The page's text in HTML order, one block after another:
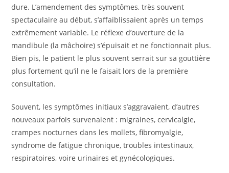
dure. L’amendement des symptômes, très souvent
spectaculaire au début, s’affaiblissaient après un temps
extrêmement variable. Le réflexe d’ouverture de la
mandibule (la mâchoire) s’épuisait et ne fonctionnait plus.
Bien pis, le patient le plus souvent serrait sur sa gouttière
plus fortement qu’il ne le faisait lors de la première
consultation.
Souvent, les symptômes initiaux s’aggravaient, d’autres
nouveaux parfois survenaient : migraines, cervicalgie,
crampes nocturnes dans les mollets, fibromyalgie,
syndrome de fatigue chronique, troubles intestinaux,
respiratoires, voire urinaires et gynécologiques.